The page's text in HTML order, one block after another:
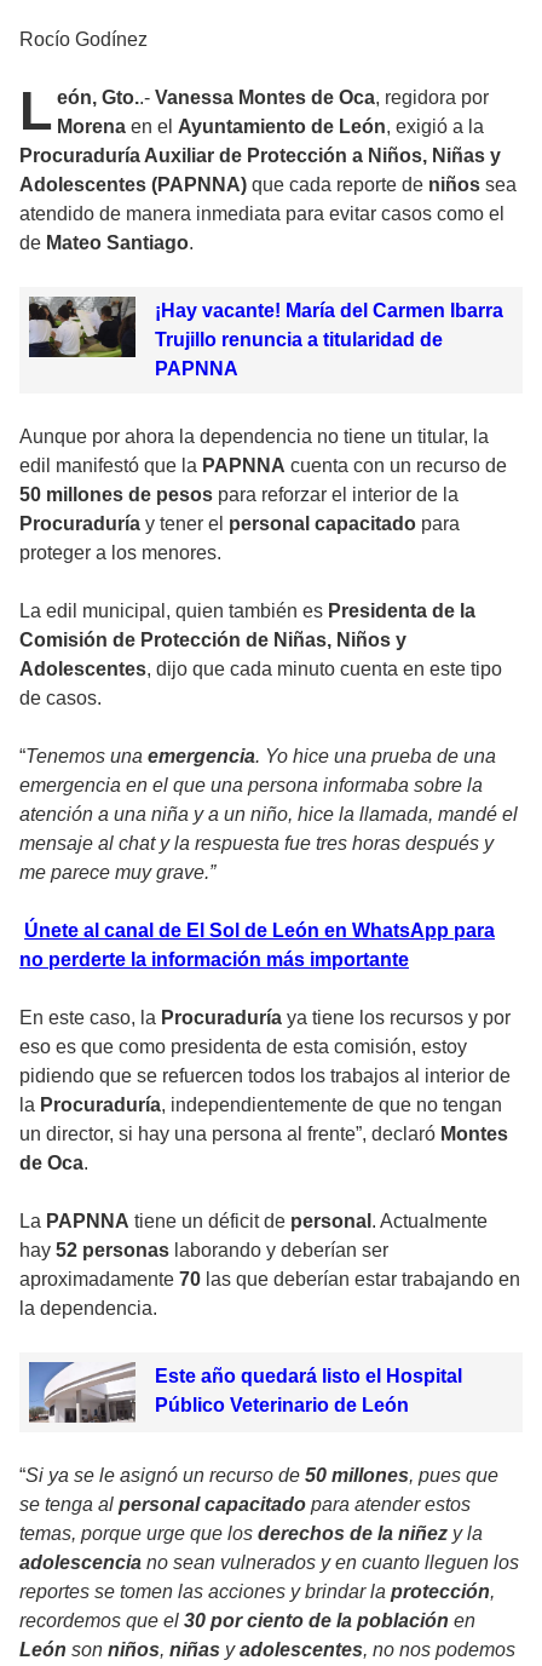
Rocío Godínez
L eón, Gto..- Vanessa Montes de Oca, regidora por
Morena en el Ayuntamiento de León, exigió a la
Procuraduría Auxiliar de Protección a Niños, Niñas y
Adolescentes (PAPNNA) que cada reporte de niños sea
atendido de manera inmediata para evitar casos como el
de Mateo Santiago.
¡Hay vacante! María del Carmen Ibarra
Trujillo renuncia a titularidad de
PAPNNA
Aunque por ahora la dependencia no tiene un titular, la
edil manifestó que la PAPNNA cuenta con un recurso de
50 millones de pesos para reforzar el interior de la
Procuraduría y tener el personal capacitado para
proteger a los menores.
La edil municipal, quien también es Presidenta de la
Comisión de Protección de Niñas, Niños y
Adolescentes, dijo que cada minuto cuenta en este tipo
de casos.
“Tenemos una emergencia. Yo hice una prueba de una
emergencia en el que una persona informaba sobre la
atención a una niña y a un niño, hice la llamada, mandé el
mensaje al chat y la respuesta fue tres horas después y
me parece muy grave.”
Únete al canal de El Sol de León en WhatsApp para
no perderte la información más importante
En este caso, la Procuraduría ya tiene los recursos y por
eso es que como presidenta de esta comisión, estoy
pidiendo que se refuercen todos los trabajos al interior de
la Procuraduría, independientemente de que no tengan
un director, si hay una persona al frente”, declaró Montes
de Oca.
La PAPNNA tiene un déficit de personal . Actualmente
hay 52 personas laborando y deberían ser
aproximadamente 70 las que deberían estar trabajando en
la dependencia.
Este año quedará listo el Hospital
Público Veterinario de León
“Si ya se le asignó un recurso de 50 millones, pues que
se tenga al personal capacitado para atender estos
temas, porque urge que los derechos de la niñez y la
adolescencia no sean vulnerados y en cuanto lleguen los
reportes se tomen las acciones y brindar la protección,
recordemos que el 30 por ciento de la población en
León son niños, niñas yadolescentes, no nos podemos